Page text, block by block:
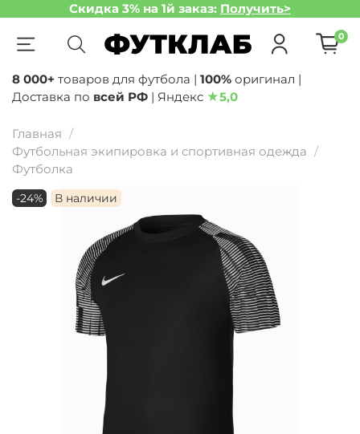
Скидка 3% на 1й заказ: Получить>
0
8 000+ товаров для футбола | 100% оригинал |
Доставка по всей РФ | Яндекс ★5,0
Главная
Футбольная экипировка и спортивная одежда
Футболка
-24% В наличии